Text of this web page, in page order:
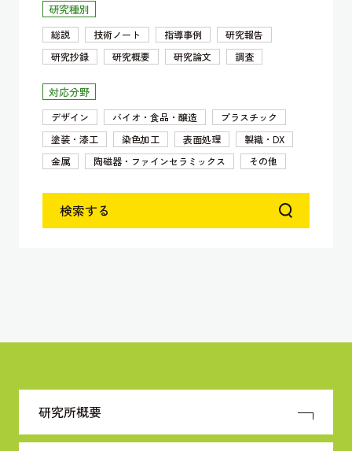
研究種別
総説 技術ノート 指導事例
研究報告
研究抄録
研究概要 研究論文 調査
対応分野
デザイン バイオ・食品・醸造
プラスチック
塗装・漆工
染色加工 表面処理
製織・DX
金属
陶磁器・ファインセラミックス その他
検索する
研究所概要